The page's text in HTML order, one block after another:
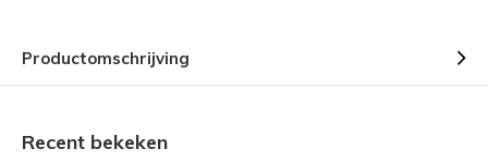
Productomschrijving
Recent bekeken